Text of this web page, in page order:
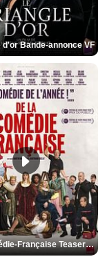
d'or Bande-annonce VF
De la Comédie-Française Teaser VF